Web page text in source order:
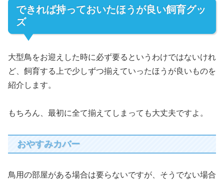
できれば持っておいたほうが良い飼育グッ
ズ
大型鳥をお迎えした時に必ず要るというわけではないけれ
ど、飼育する上で少しずつ揃えていったほうが良いものを
紹介します。
もちろん、最初に全て揃えてしまっても大丈夫ですよ。
おやすみカバー
鳥用の部屋がある場合は要らないですが、そうでない場合